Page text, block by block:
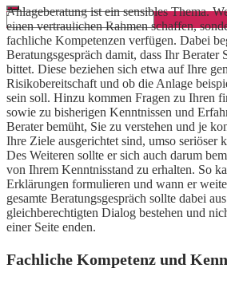
Anlageberatung ist ein sensibles Thema.
einen vertraulichen Rahmen schaffen,
fachliche Kompetenzen verfügen. Dabei
Beratungsgespräch damit, dass Ihr Berater
bittet. Diese beziehen sich etwa auf Ihre
Risikobereitschaft und ob die Anlage
sein soll. Hinzu kommen Fragen zu Ihren
sowie zu bisherigen Kenntnissen und
Berater bemüht, Sie zu verstehen und je
Ihre Ziele ausgerichtet sind, umso seriöser
Des Weiteren sollte er sich auch darum
von Ihrem Kenntnisstand zu erhalten. So
Erklärungen formulieren und wann er
gesamte Beratungsgespräch sollte dabei
gleichberechtigten Dialog bestehen und
einer Seite enden.
Fachliche Kompetenz und